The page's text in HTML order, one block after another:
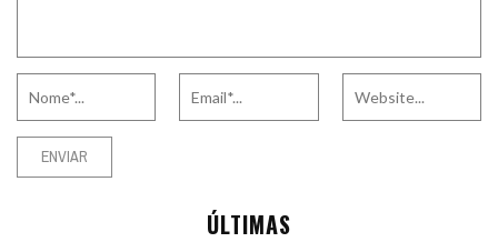
ÚLTIMAS